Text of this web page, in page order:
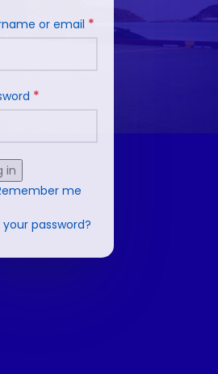
or email *
*
in
me
your password?